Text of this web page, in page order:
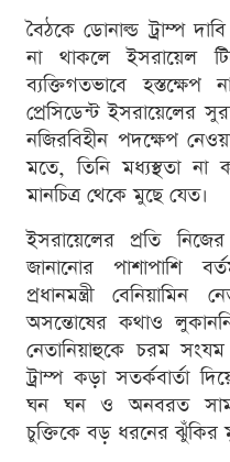
বৈঠকে ডোনাল্ড ট্রাম্প
না থাকলে ইসরায়েল
ব্যক্তিগতভাবে
প্রেসিডেন্ট
নজিরবিহীন পদক্ষেপ
মতে, তিনি মধ্যস্থতা
মানচিত্র থেকে মুছে যেত।
ইসরায়েলের প্রতি
জানানোর পাশাপাশি
প্রধানমন্ত্রী
অসন্তোষের কথাও
নেতানিয়াহুকে চরম সংযম
ট্রাম্প কড়া সতর্কবার্তা
ঘন ঘন ও অনবরত
চুক্তিকে বড় ধরনের ঝুঁকির